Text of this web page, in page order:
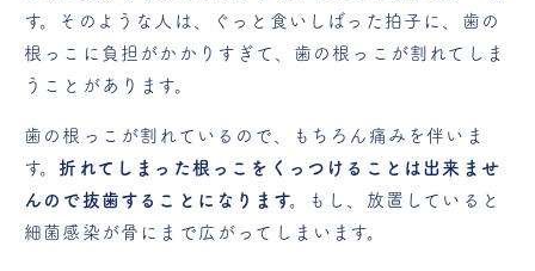
す。そのような人は、ぐっと食いしばった拍子に、歯の
根っこに負担がかかりすぎて、歯の根っこが割れてしま
うことがあります。
歯の根っこが割れているので、もちろん痛みを伴いま
す。 折れてしまった根っこをくっつけることは出来ませ
んので抜歯することになります。
もし、放置していると
細菌感染が骨にまで広がってしまいます。